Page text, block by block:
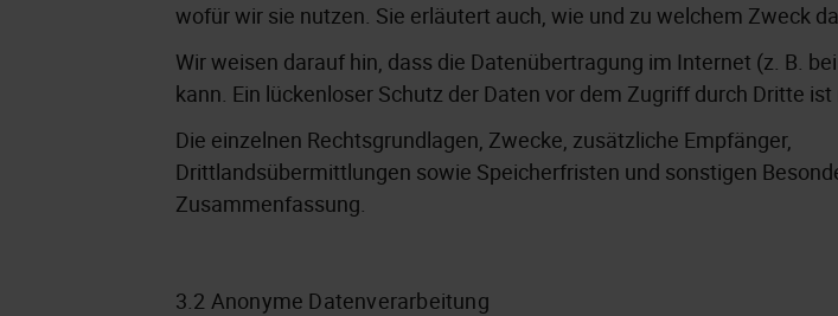
wofür wir sie nutzen. Sie erläutert auch, wie und zu welchem Zweck
Wir weisen darauf hin, dass die Datenübertragung im Internet (z. B.
kann. Ein lückenloser Schutz der Daten vor dem Zugriff durch Dritte
Die einzelnen Rechtsgrundlagen, Zwecke, zusätzliche Empfänger,
Drittlandsübermittlungen sowie Speicherfristen und sonstigen
Zusammenfassung.
3.2 Anonyme Datenverarbeitung